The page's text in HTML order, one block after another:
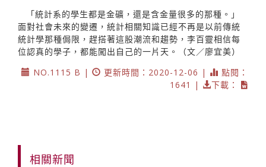
「統計系的學生都是金礦，還是含金量很多的那種。」
面對社會未來的變遷，統計相關知識已經不再是以前傳統
統計學那種侷限，趕搭著這股潮流和趨勢，李百靈相信每
位認真的學子，都能闖出自己的一片天。（文／廖宜美）
NO.1115 B |
更新時間：2020-12-06 |
點閱：
1641 |
下載：
相關新聞